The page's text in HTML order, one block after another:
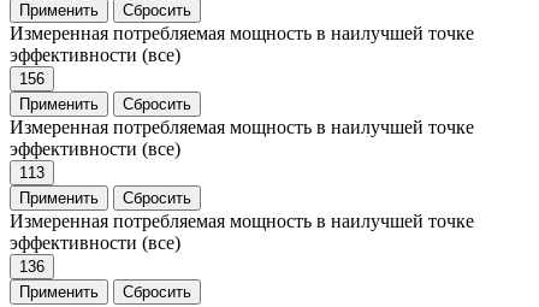
Применить
Сбросить
Измеренная потребляемая мощность в наилучшей точке
эффективности (все)
156
Применить
Сбросить
Измеренная потребляемая мощность в наилучшей точке
эффективности (все)
113
Применить
Сбросить
Измеренная потребляемая мощность в наилучшей точке
эффективности (все)
136
Применить
Сбросить